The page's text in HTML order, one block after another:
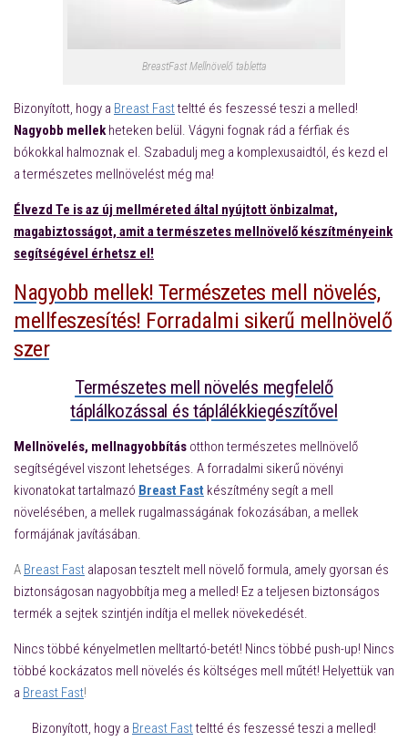
BreastFast Mellnövelő tabletta
Bizonyított, hogy a Breast Fastteltté és feszessé teszi a melled!
Nagyobb mellekheteken belül. Vágyni fognak rád a férfiak és
bókokkal halmoznak el. Szabadulj meg a komplexusaidtól, és kezd el
a természetes mellnövelést még ma!
Élvezd Te is az új mellméreted által nyújtott önbizalmat,
magabiztosságot, amit a természetes mellnövelő készítményeink
segítségével érhetsz el!
Nagyobb mellek! Természetes mell növelés,
mellfeszesítés! Forradalmi sikerű mellnövelő
szer
Természetes mell növelés megfelelő
táplálkozással és táplálékkiegészítővel
Mellnövelés, mellnagyobbítás otthon természetes mellnövelő
segítségével viszont lehetséges. A forradalmi sikerű növényi
kivonatokat tartalmazó Breast Fast készítmény segít a mell
növelésében, a mellek rugalmasságának fokozásában, a mellek
formájának javításában.
A Breast Fast alaposan tesztelt mell növelő formula, amely gyorsan és
biztonságosan nagyobbítja meg a melled! Ez a teljesen biztonságos
termék a sejtek szintjén indítja el mellek növekedését.
Nincs többé kényelmetlen melltartó-betét! Nincs többé push-up! Nincs
többé kockázatos mell növelés és költséges mell műtét! Helyettük van
a Breast Fast!
Bizonyított, hogy a Breast Fastteltté és feszessé teszi a melled!